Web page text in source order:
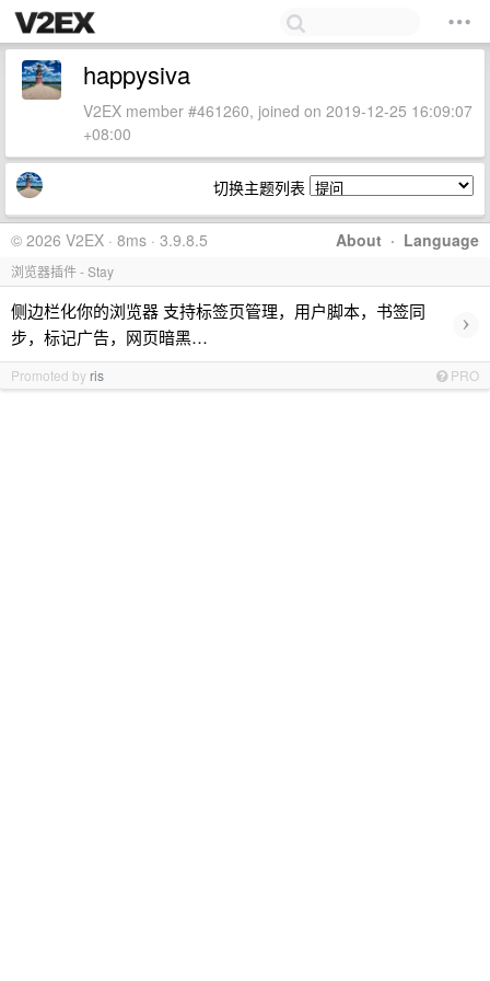
happysiva
V2EX member #461260, joined on 2019-12-25 16:09:07
+08:00
切换主题列表
About · Language
© 2026 V2EX · 8ms · 3.9.8.5
浏览器插件 - Stay
侧边栏化你的浏览器 支持标签页管理，用户脚本，书签同
步，标记广告，网页暗黑…
›
Promoted by ris PRO